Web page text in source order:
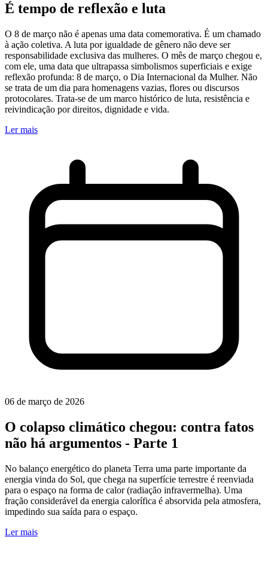
É tempo de reflexão e luta
O 8 de março não é apenas uma data comemorativa. É um chamado
à ação coletiva. A luta por igualdade de gênero não deve ser
responsabilidade exclusiva das mulheres. O mês de março chegou e,
com ele, uma data que ultrapassa simbolismos superficiais e exige
reflexão profunda: 8 de março, o Dia Internacional da Mulher. Não
se trata de um dia para homenagens vazias, flores ou discursos
protocolares. Trata-se de um marco histórico de luta, resistência e
reivindicação por direitos, dignidade e vida.
Ler mais
06 de março de 2026
O colapso climático chegou: contra fatos
não há argumentos - Parte 1
No balanço energético do planeta Terra uma parte importante da
energia vinda do Sol, que chega na superfície terrestre é reenviada
para o espaço na forma de calor (radiação infravermelha). Uma
fração considerável da energia calorífica é absorvida pela atmosfera,
impedindo sua saída para o espaço.
Ler mais